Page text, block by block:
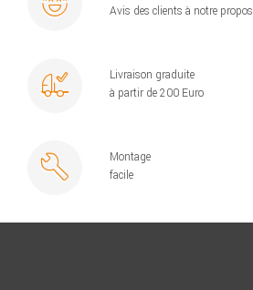
Avis des clients à notre propos
Livraison graduite
à partir de 200 Euro
Montage
facile